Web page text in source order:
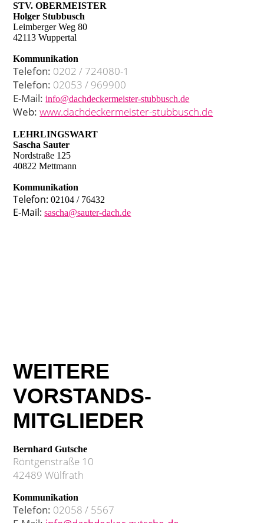
STV. OBERMEISTER
Holger Stubbusch
Leimberger Weg 80
42113 Wuppertal
Kommunikation
Telefon: 0202 / 724080-1
Telefon: 02053 / 969900
E-Mail:info@dachdeckermeister-stubbusch.de
Web: www.dachdeckermeister-stubbusch.de
LEHRLINGSWART
Sascha Sauter
Nordstraße 125
40822 Mettmann
Kommunikation
Telefon: 02104 / 76432
E-Mail: sascha@sauter-dach.de
WEITERE
VORSTANDS-
MITGLIEDER
Bernhard Gutsche
Röntgenstraße 10
42489 Wülfrath
Kommunikation
Telefon: 02058 / 5567